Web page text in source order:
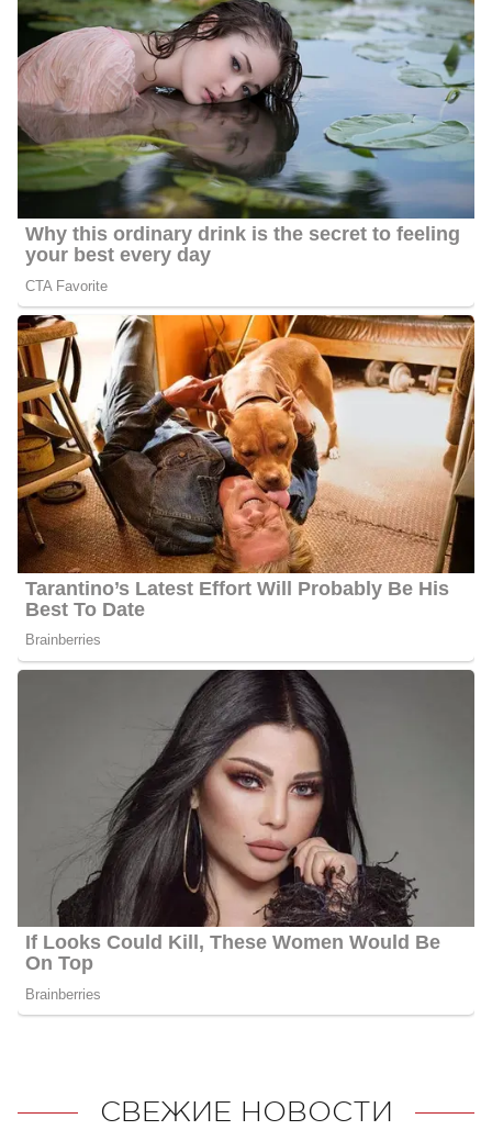
СВЕЖИЕ НОВОСТИ